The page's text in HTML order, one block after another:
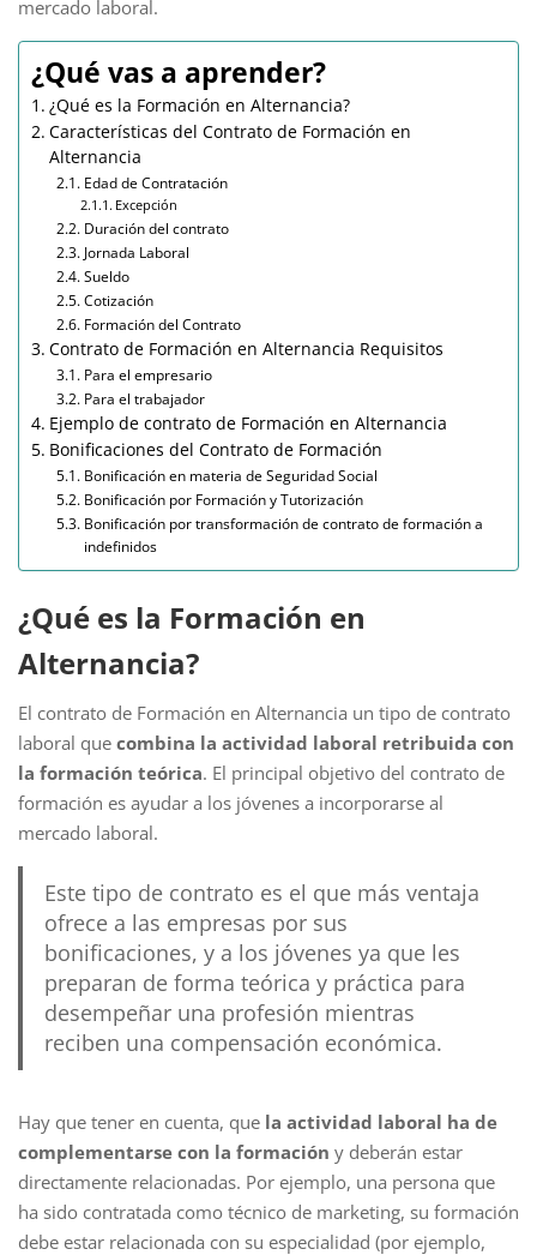
mercado laboral.
¿Qué vas a aprender?
¿Qué es la Formación en Alternancia?
Características del Contrato de Formación en
Alternancia
Edad de Contratación
Excepción
Duración del contrato
Jornada Laboral
Sueldo
Cotización
Formación del Contrato
Contrato de Formación en Alternancia Requisitos
Para el empresario
Para el trabajador
Ejemplo de contrato de Formación en Alternancia
Bonificaciones del Contrato de Formación
Bonificación en materia de Seguridad Social
Bonificación por Formación y Tutorización
Bonificación por transformación de contrato de formación a
indefinidos
¿Qué es la Formación en
Alternancia?
El contrato de Formación en Alternancia un tipo de contrato
laboral que combina la actividad laboral retribuida con
la formación teórica. El principal objetivo del contrato de
formación es ayudar a los jóvenes a incorporarse al
mercado laboral.
Este tipo de contrato es el que más ventaja
ofrece a las empresas por sus
bonificaciones, y a los jóvenes ya que les
preparan de forma teórica y práctica para
desempeñar una profesión mientras
reciben una compensación económica.
Hay que tener en cuenta, que la actividad laboral ha de
complementarse con la formación y deberán estar
directamente relacionadas. Por ejemplo, una persona que
ha sido contratada como técnico de marketing, su formación
debe estar relacionada con su especialidad (por ejemplo,